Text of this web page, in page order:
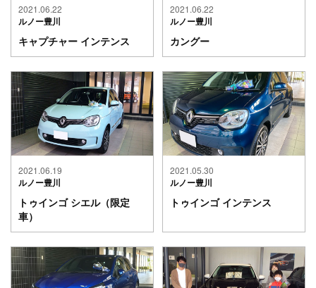
2021.06.22
ルノー豊川
キャプチャー インテンス
2021.06.22
ルノー豊川
カングー
2021.06.19
ルノー豊川
トゥインゴ シエル（限定
車）
2021.05.30
ルノー豊川
トゥインゴ インテンス